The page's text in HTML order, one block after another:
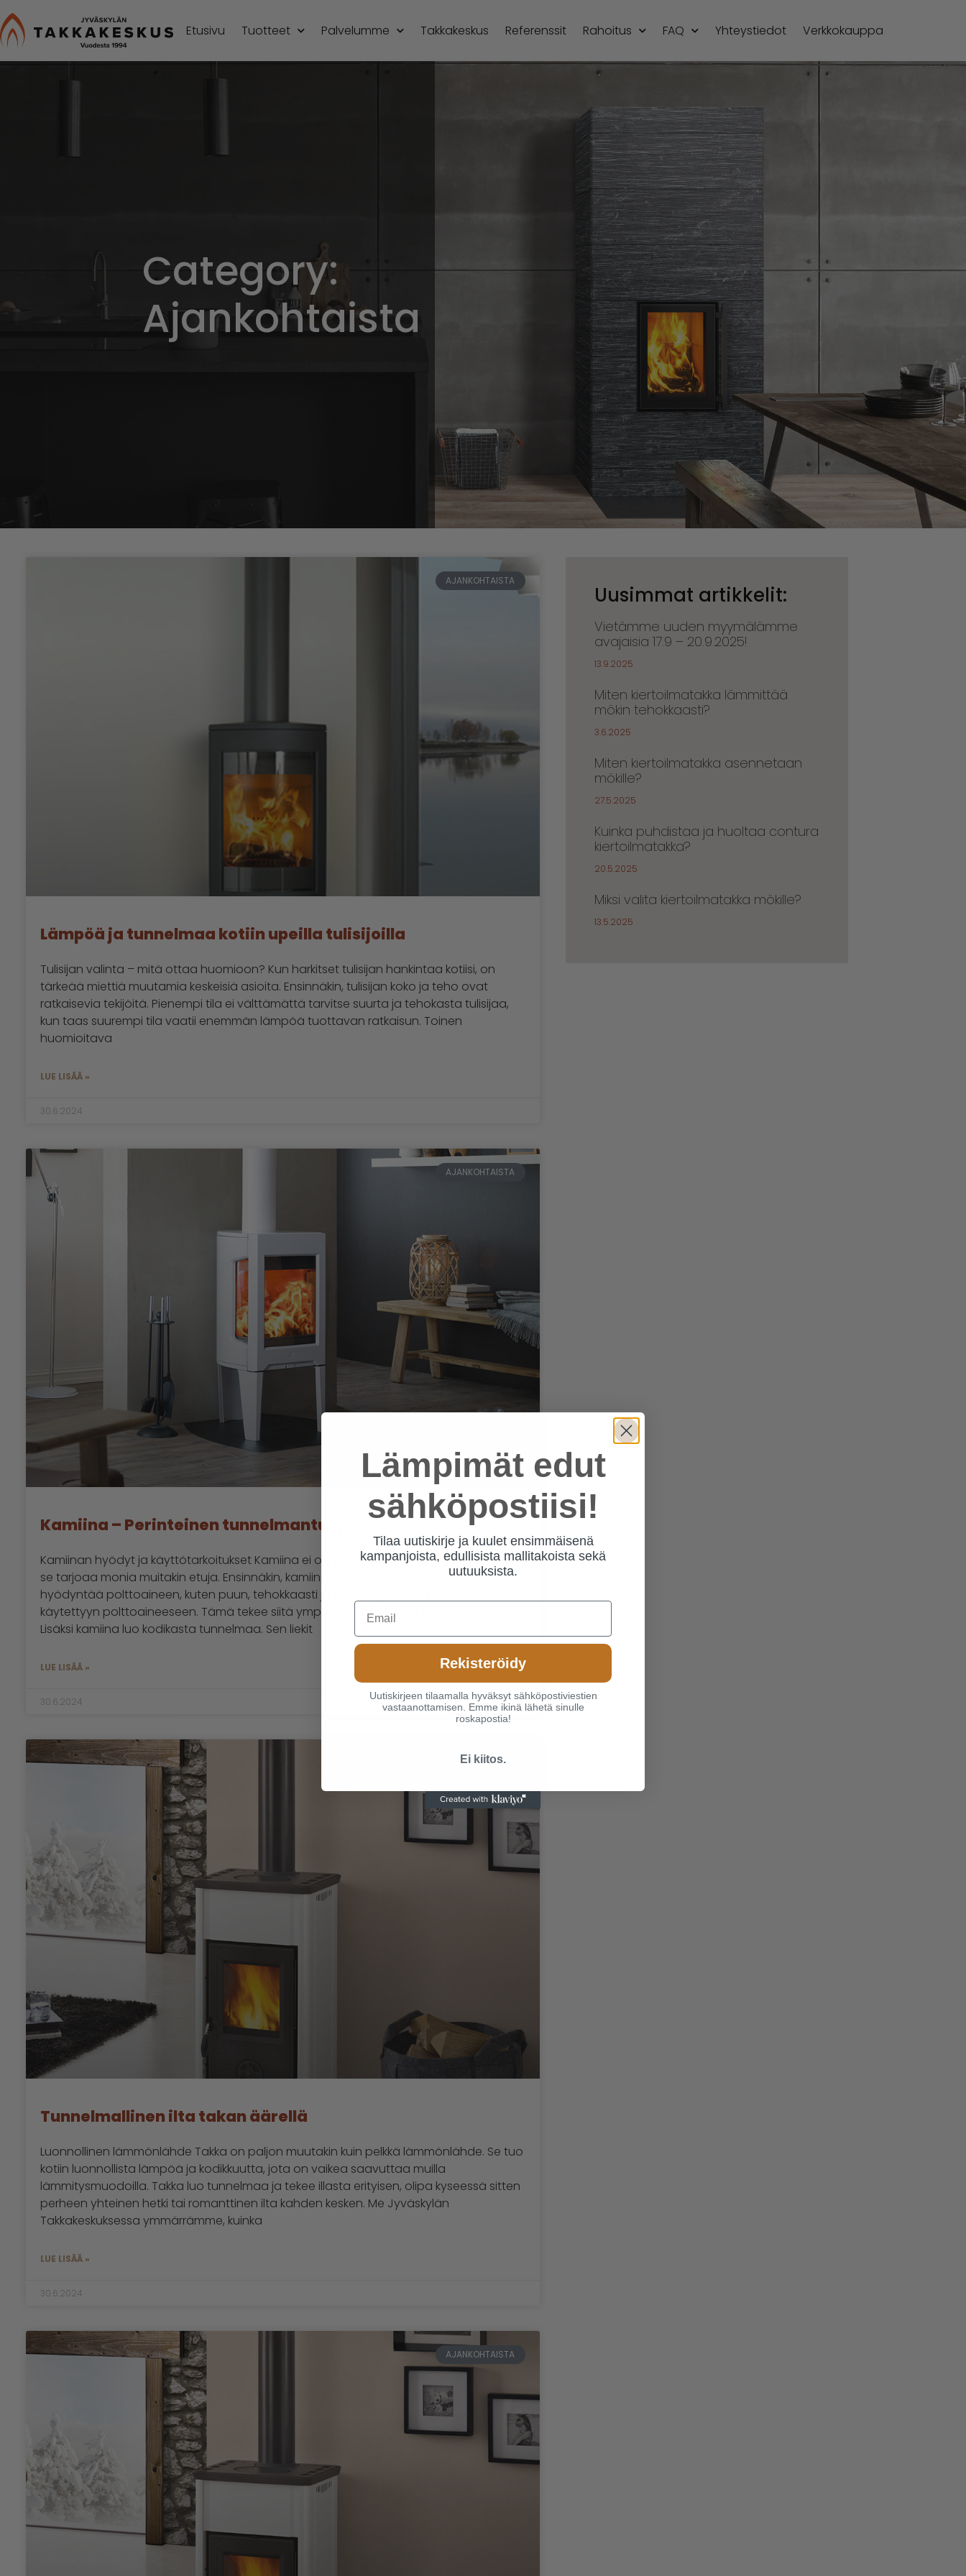
Etusivu Tuotteet Palvelumme Takkakeskus Referenssit Rahoitus FAQ Yhteystiedot Verkkokauppa
Category:
Ajankohtaista
AJANKOHTAISTA
Lämpöä ja tunnelmaa kotiin upeilla tulisijoilla
Tulisijan valinta – mitä ottaa huomioon? Kun harkitset tulisijan hankintaa kotiisi, on
tärkeää miettiä muutamia keskeisiä asioita. Ensinnäkin, tulisijan koko ja teho ovat
ratkaisevia tekijöitä. Pienempi tila ei välttämättä tarvitse suurta ja tehokasta tulisijaa,
kun taas suurempi tila vaatii enemmän lämpöä tuottavan ratkaisun. Toinen
huomioitava
LUE LISÄÄ »
30.6.2024
AJANKOHTAISTA
Kamiina – Perinteinen tunnelmantuoja
Kamiinan hyödyt ja käyttötarkoitukset Kamiina ei ole pelkästään lämmönlähde, vaan
se tarjoaa monia muitakin etuja. Ensinnäkin, kamiina on erittäin energiatehokas. Se
hyödyntää polttoaineen, kuten puun, tehokkaasti ja tuottaa paljon lämpöä suhteessa
käytettyyn polttoaineeseen. Tämä tekee siitä ympäristöystävällisen vaihtoehdon.
Lisäksi kamiina luo kodikasta tunnelmaa. Sen liekit
LUE LISÄÄ »
30.6.2024
AJANKOHTAISTA
Tunnelmallinen ilta takan äärellä
Luonnollinen lämmönlähde Takka on paljon muutakin kuin pelkkä lämmönlähde. Se tuo
kotiin luonnollista lämpöä ja kodikkuutta, jota on vaikea saavuttaa muilla
lämmitysmuodoilla. Takka luo tunnelmaa ja tekee illasta erityisen, olipa kyseessä sitten
perheen yhteinen hetki tai romanttinen ilta kahden kesken. Me Jyväskylän
Takkakeskuksessa ymmärrämme, kuinka
LUE LISÄÄ »
30.6.2024
AJANKOHTAISTA
Uusimmat artikkelit:
Vietämme uuden myymälämme
avajaisia 17.9 – 20.9.2025!
13.9.2025
Miten kiertoilmatakka lämmittää
mökin tehokkaasti?
3.6.2025
Miten kiertoilmatakka asennetaan
mökille?
27.5.2025
Kuinka puhdistaa ja huoltaa contura
kiertoilmatakka?
20.5.2025
Miksi valita kiertoilmatakka mökille?
13.5.2025
Lämpimät edut
sähköpostiisi!
Tilaa uutiskirje ja kuulet ensimmäisenä
kampanjoista, edullisista mallitakoista sekä
uutuuksista.
Email
Rekisteröidy
Uutiskirjeen tilaamalla hyväksyt sähköpostiviestien
vastaanottamisen. Emme ikinä lähetä sinulle
roskapostia!
Ei kiitos.